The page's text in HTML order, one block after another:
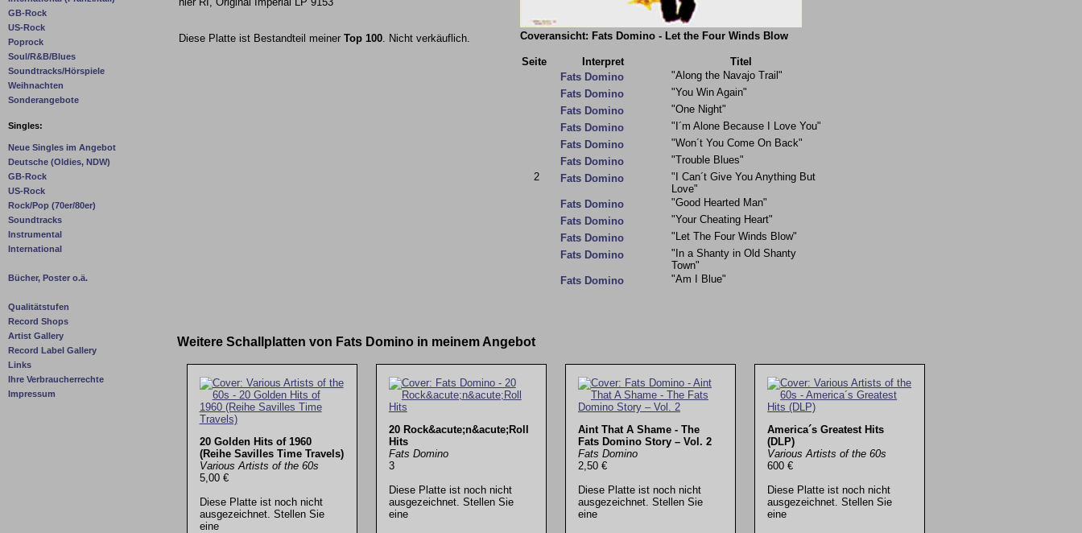
GB-Rock
US-Rock
Poprock
Soul/R&B/Blues
Soundtracks/Hörspiele
Weihnachten
Sonderangebote
Singles:
Neue Singles im Angebot
Deutsche (Oldies, NDW)
GB-Rock
US-Rock
Rock/Pop (70er/80er)
Soundtracks
Instrumental
International
Bücher, Poster o.ä.
Qualitätstufen
Record Shops
Artist Gallery
Record Label Gallery
Links
Ihre Verbraucherrechte
Impressum
Diese Platte ist Bestandteil meiner Top 100. Nicht verkäuflich. Coveransicht: Fats Domino - Let the Four Winds Blow
Seite Interpret
Titel
Fats Domino
"Along the Navajo Trail"
Fats Domino
"You Win Again"
Fats Domino
"One Night"
Fats Domino
"I´m Alone Because I Love You"
Fats Domino
"Won´t You Come On Back"
Fats Domino
"Trouble Blues"
2
Fats Domino
"I Can´t Give You Anything But
Love"
Fats Domino
"Good Hearted Man"
Fats Domino
"Your Cheating Heart"
Fats Domino
"Let The Four Winds Blow"
Fats Domino
"In a Shanty in Old Shanty
Town"
Fats Domino
"Am I Blue"
Weitere Schallplatten von Fats Domino in meinem Angebot
20 Golden Hits of 1960
(Reihe Savilles Time Travels)
Various Artists of the 60s
5,00 €
Diese Platte ist noch nicht
ausgezeichnet. Stellen Sie
eine
20 Rock&acute;n&acute;Roll
Hits
Fats Domino
3
Diese Platte ist noch nicht
ausgezeichnet. Stellen Sie
eine
Aint That A Shame - The
Fats Domino Story – Vol. 2
Fats Domino
2,50 €
Diese Platte ist noch nicht
ausgezeichnet. Stellen Sie
eine
America´s Greatest Hits
(DLP)
Various Artists of the 60s
600 €
Diese Platte ist noch nicht
ausgezeichnet. Stellen Sie
eine